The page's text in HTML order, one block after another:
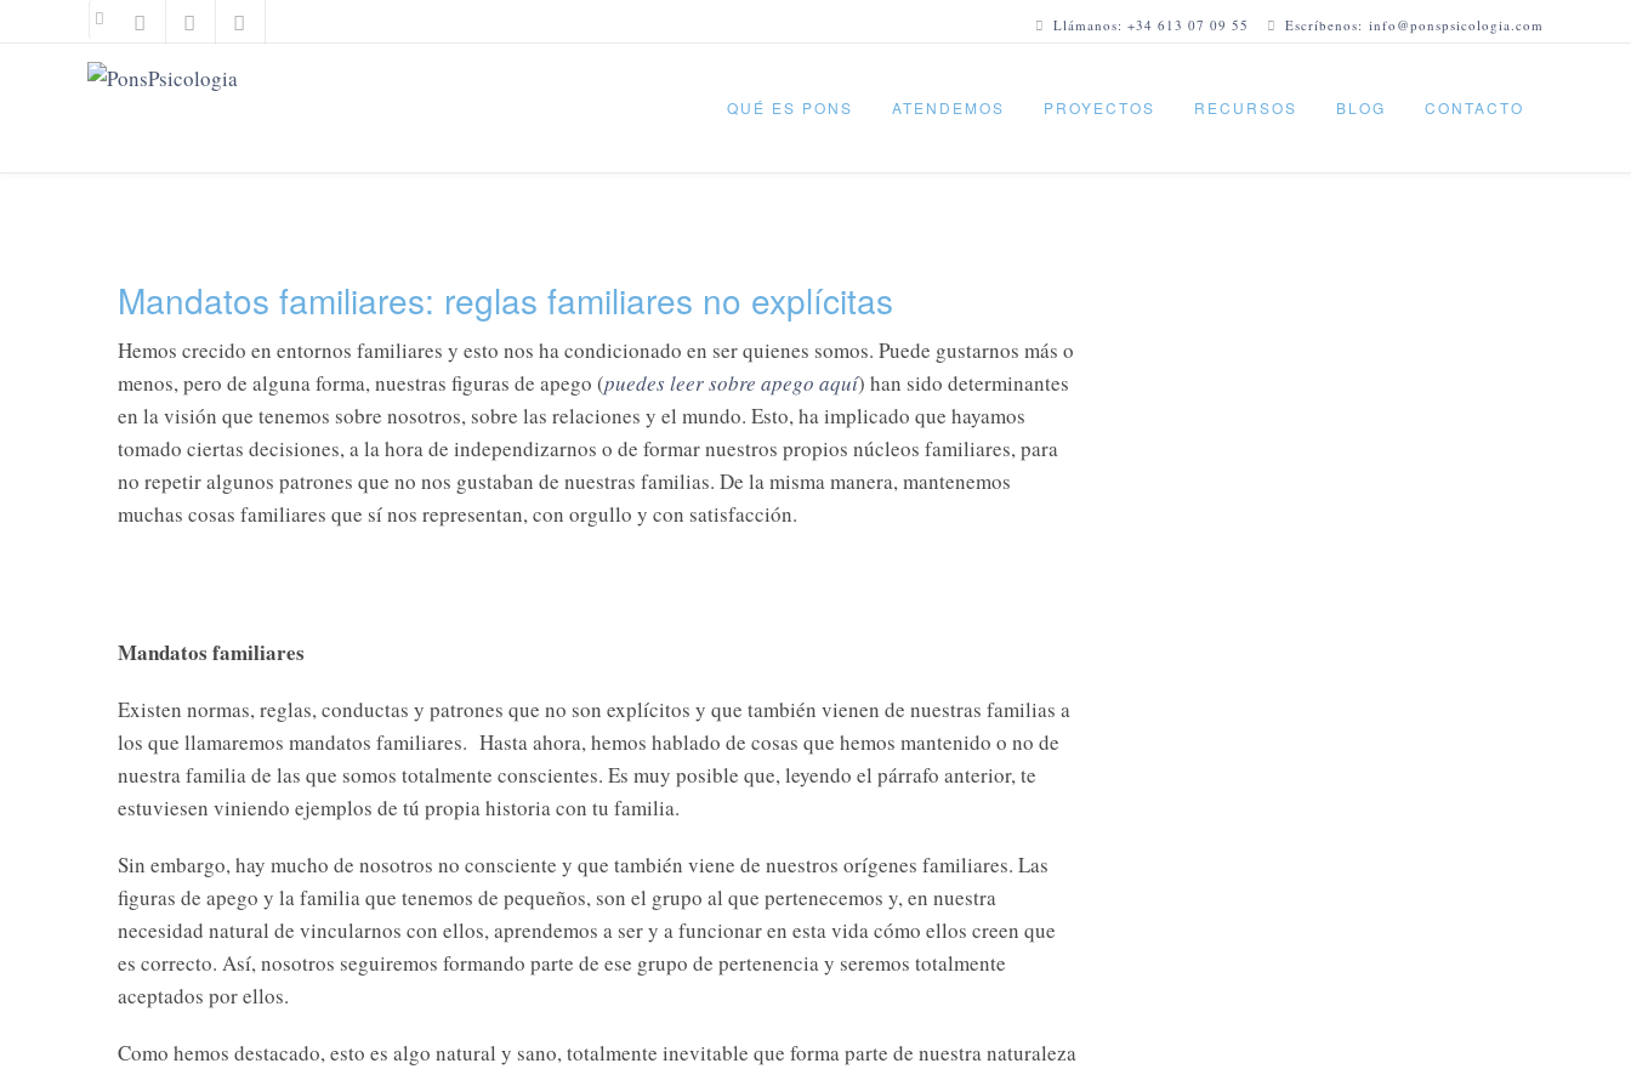
Llámanos: +34 613 07 09 55 Escríbenos: info@ponspsicologia.com
QUÉ ES PONS ATENDEMOS PROYECTOS RECURSOS BLOG CONTACTO
Mandatos familiares: reglas familiares no explícitas
Hemos crecido en entornos familiares y esto nos ha condicionado en ser quienes somos. Puede gustarnos más o
menos, pero de alguna forma, nuestras figuras de apego (puedes leer sobre apego aquí) han sido determinantes
en la visión que tenemos sobre nosotros, sobre las relaciones y el mundo. Esto, ha implicado que hayamos
tomado ciertas decisiones, a la hora de independizarnos o de formar nuestros propios núcleos familiares, para
no repetir algunos patrones que no nos gustaban de nuestras familias. De la misma manera, mantenemos
muchas cosas familiares que sí nos representan, con orgullo y con satisfacción.
Mandatos familiares
Existen normas, reglas, conductas y patrones que no son explícitos y que también vienen de nuestras familias a
los que llamaremos mandatos familiares. Hasta ahora, hemos hablado de cosas que hemos mantenido o no de
nuestra familia de las que somos totalmente conscientes. Es muy posible que, leyendo el párrafo anterior, te
estuviesen viniendo ejemplos de tú propia historia con tu familia.
Sin embargo, hay mucho de nosotros no consciente y que también viene de nuestros orígenes familiares. Las
figuras de apego y la familia que tenemos de pequeños, son el grupo al que pertenecemos y, en nuestra
necesidad natural de vincularnos con ellos, aprendemos a ser y a funcionar en esta vida cómo ellos creen que
es correcto. Así, nosotros seguiremos formando parte de ese grupo de pertenencia y seremos totalmente
aceptados por ellos.
Como hemos destacado, esto es algo natural y sano, totalmente inevitable que forma parte de nuestra naturaleza